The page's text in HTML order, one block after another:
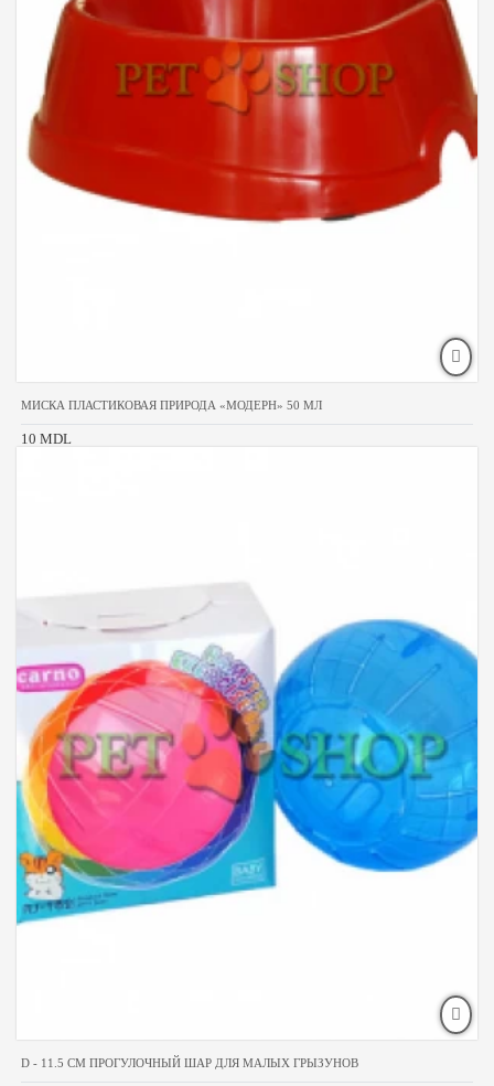
МИСКА ПЛАСТИКОВАЯ ПРИРОДА «МОДЕРН» 50 МЛ
10 MDL
D - 11.5 CM ПРОГУЛОЧНЫЙ ШАР ДЛЯ МАЛЫХ ГРЫЗУНОВ